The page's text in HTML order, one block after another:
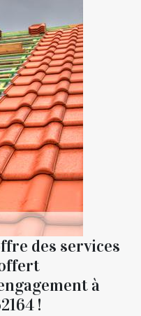
des services
à
!